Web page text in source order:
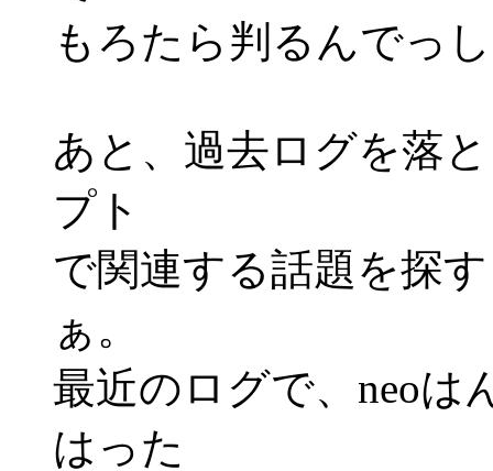
もろたら判るんでっ
あと、過去ログを落
プト
で関連する話題を探
ぁ。
最近のログで、neoは
はった